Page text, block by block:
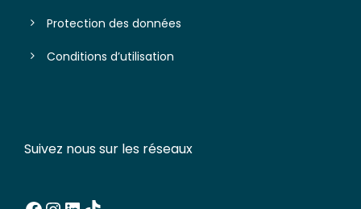
Protection des données
Conditions d’utilisation
Suivez nous sur les réseaux